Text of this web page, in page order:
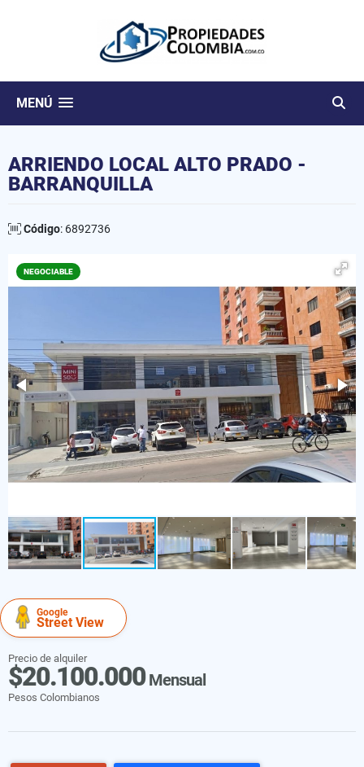
MENÚ
ARRIENDO LOCAL ALTO PRADO -
BARRANQUILLA
Código: 6892736
NEGOCIABLE
Google
Street View
Precio de alquiler
$20.100.000Mensual
Pesos Colombianos